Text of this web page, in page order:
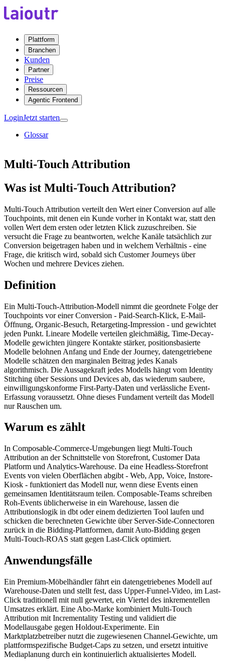
Plattform
Branchen
Kunden
Partner
Preise
Ressourcen
Agentic Frontend
LoginJetzt starten
Glossar
Multi-Touch Attribution
Was ist Multi-Touch Attribution?
Multi-Touch Attribution verteilt den Wert einer Conversion auf alle
Touchpoints, mit denen ein Kunde vorher in Kontakt war, statt den
vollen Wert dem ersten oder letzten Klick zuzuschreiben. Sie
versucht die Frage zu beantworten, welche Kanäle tatsächlich zur
Conversion beigetragen haben und in welchem Verhältnis - eine
Frage, die kritisch wird, sobald sich Customer Journeys über
Wochen und mehrere Devices ziehen.
Definition
Ein Multi-Touch-Attribution-Modell nimmt die geordnete Folge der
Touchpoints vor einer Conversion - Paid-Search-Klick, E-Mail-
Öffnung, Organic-Besuch, Retargeting-Impression - und gewichtet
jeden Punkt. Lineare Modelle verteilen gleichmäßig, Time-Decay-
Modelle gewichten jüngere Kontakte stärker, positionsbasierte
Modelle belohnen Anfang und Ende der Journey, datengetriebene
Modelle schätzen den marginalen Beitrag jedes Kanals
algorithmisch. Die Aussagekraft jedes Modells hängt vom Identity
Stitching über Sessions und Devices ab, das wiederum saubere,
einwilligungskonforme First-Party-Daten und verlässliche Event-
Erfassung voraussetzt. Ohne dieses Fundament verteilt das Modell
nur Rauschen um.
Warum es zählt
In Composable-Commerce-Umgebungen liegt Multi-Touch
Attribution an der Schnittstelle von Storefront, Customer Data
Platform und Analytics-Warehouse. Da eine Headless-Storefront
Events von vielen Oberflächen abgibt - Web, App, Voice, Instore-
Kiosk - funktioniert das Modell nur, wenn diese Events einen
gemeinsamen Identitätsraum teilen. Composable-Teams schreiben
Roh-Events üblicherweise in ein Warehouse, lassen die
Attributionslogik in dbt oder einem dedizierten Tool laufen und
schicken die berechneten Gewichte über Server-Side-Connectoren
zurück in die Bidding-Plattformen, damit Auto-Bidding gegen
Multi-Touch-ROAS statt gegen Last-Click optimiert.
Anwendungsfälle
Ein Premium-Möbelhändler fährt ein datengetriebenes Modell auf
Warehouse-Daten und stellt fest, dass Upper-Funnel-Video, im Last-
Click traditionell mit null gewertet, ein Viertel des inkrementellen
Umsatzes erklärt. Eine Abo-Marke kombiniert Multi-Touch
Attribution mit Incrementality Testing und validiert die
Modellausgabe gegen Holdout-Experimente. Ein
Marktplatzbetreiber nutzt die zugewiesenen Channel-Gewichte, um
plattformspezifische Budget-Caps zu setzen, und ersetzt intuitive
Mediaplanung durch ein kontinuierlich aktualisiertes Modell.